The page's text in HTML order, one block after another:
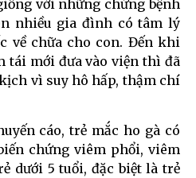
với những chứng bệnh
nhiều gia đình có tâm lý
về chữa cho con. Đến khi
tái mới đưa vào viện thì đã
vì suy hô hấp, thậm chí
cáo, trẻ mắc ho gà có
chứng viêm phổi, viêm
dưới 5 tuổi, đặc biệt là trẻ